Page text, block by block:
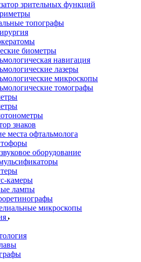
зрительных функций
топографы
биометры
навигация
лазеры
микроскопы
томографы
знаков
места офтальмолога
оборудование
камеры
лампы
микроскопы